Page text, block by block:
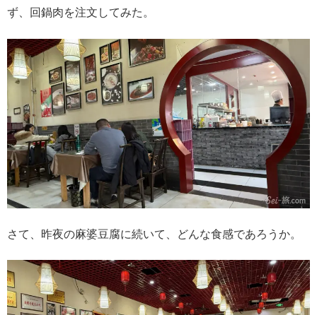
ず、回鍋肉を注文してみた。
さて、昨夜の麻婆豆腐に続いて、どんな食感であろうか。